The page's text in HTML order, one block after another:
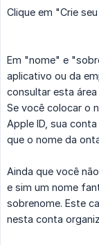
Clique em "Crie
Em "nome" e
aplicativo ou da
consultar esta
Se você colocar o
Apple ID, sua
que o nome da
Ainda que você
e sim um nome
sobrenome. Este
nesta conta